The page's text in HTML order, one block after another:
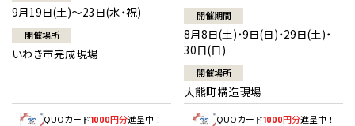
9月19日(土)～23日(水・祝)
開催場所
いわき市完成現場
QUOカード1000円分進呈中！
開催期間
8月8日(土)・9日(日)・29日(土)・
30日(日)
開催場所
大熊町構造現場
QUOカード1000円分進呈中！